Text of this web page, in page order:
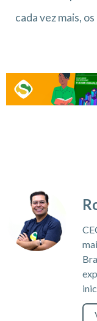
cada vez mais,